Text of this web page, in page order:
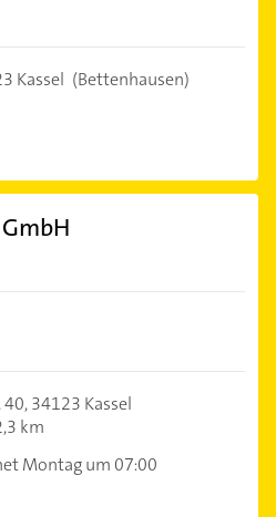
Kassel (Bettenhausen)
40,34123 Kassel
km
Montag um 07:00